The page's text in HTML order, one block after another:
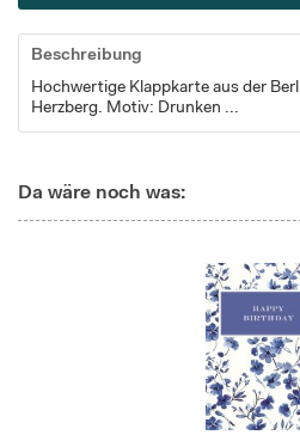
Beschreibung
Hochwertige Klappkarte aus der
Herzberg. Motiv: Drunken ...
Da wäre noch was: